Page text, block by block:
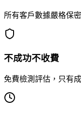
所有客戶數據嚴格保
不成功不收費
免費檢測評估，只有